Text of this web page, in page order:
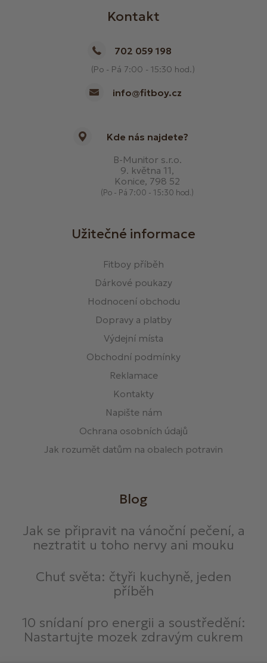
Kontakt
702 059 198
(Po - Pá 7:00 - 15:30 hod.)
info@fitboy.cz
Kde nás najdete?
B-Munitor s.r.o.
9. května 11,
Konice, 798 52
(Po - Pá 7:00 - 15:30 hod.)
Užitečné informace
Fitboy příběh
Dárkové poukazy
Hodnocení obchodu
Dopravy a platby
Výdejní místa
Obchodní podmínky
Reklamace
Kontakty
Napište nám
Ochrana osobních údajů
Jak rozumět datům na obalech potravin
Blog
Jak se připravit na vánoční pečení, a
neztratit u toho nervy ani mouku
Chuť světa: čtyři kuchyně, jeden
příběh
10 snídaní pro energii a soustředění:
Nastartujte mozek zdravým cukrem